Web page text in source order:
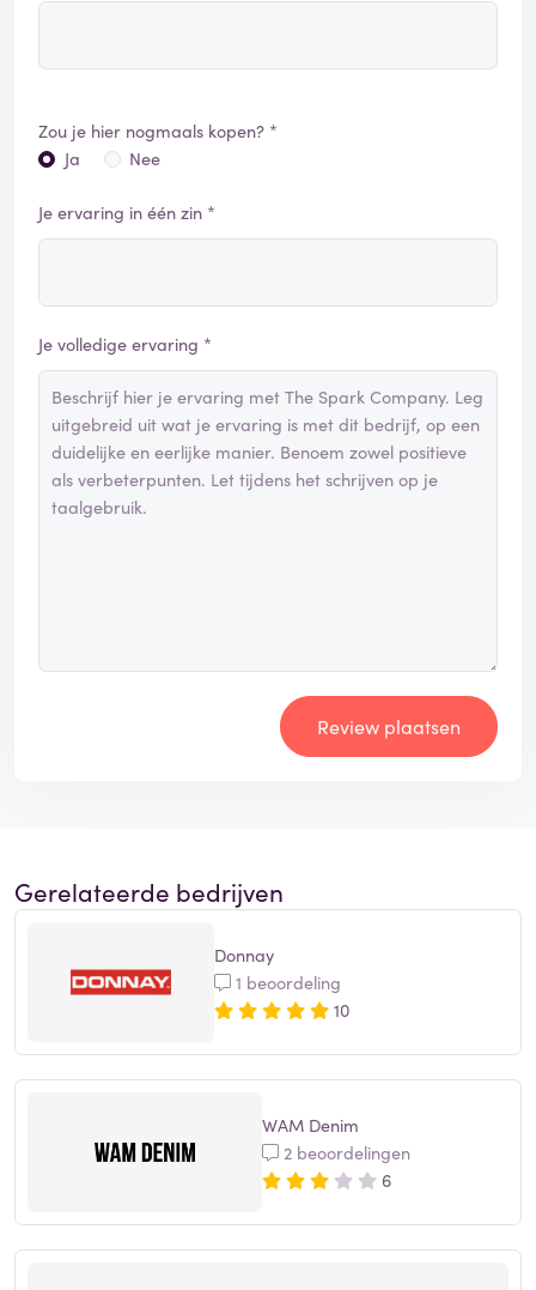
Zou je hier nogmaals kopen? *
Ja
Nee
Je ervaring in één zin *
Je volledige ervaring *
Review plaatsen
Gerelateerde bedrijven
Donnay
1 beoordeling
10
WAM Denim
2 beoordelingen
6